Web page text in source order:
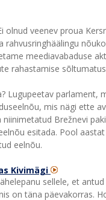
olnud veenev proua
rahvusringhäälingu
meediavabaduse
rahastamise
Lugupeetav parlament,
mis nägi ette
Brežnevi
esitada. Pool
eelnõu.
Kivimägi
sellele, et
on täna päevakorras.